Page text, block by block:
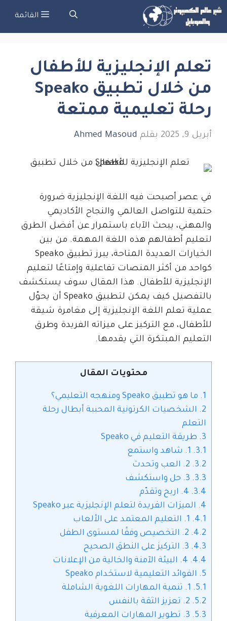
انتقل
المحتوى
القائمة
تعلم الإنجليزية للأطفال
من خلال تطبيق Speako
رحلة تعليمية ممتعة
أبريل 9, 2025 بقلم Ahmed Masoud
في عصر أصبحت فيه اللغة الإنجليزية ضرورة
حتمية للتواصل العالمي والنجاح الأكاديمي
والمهني، يبحث الآباء باستمرار عن أفضل الطرق
لتعليم أطفالهم هذه اللغة المهمة. من بين
الخيارات العديدة المتاحة، يبرز تطبيق Speako
كواحد من أكثر المنصات تفاعلية وإمتاعًا لتعليم
الإنجليزية للأطفال. هذا المقال سوف يستكشف
بالتفصيل كيف يمكن لتطبيق Speako أن يحوّل
عملية تعلم اللغة الإنجليزية إلى مغامرة شيقة
للأطفال، مع التركيز على ميزاته الفريدة وطرق
التعليم المبتكرة التي يقدمها.
محتويات المقال
1.
ما هو تطبيق Speako ومنهجه التعليمي؟
2.
الشخصيات الكرتونية المحببة أبطال رحلة
التعلم
3.
طريقة التعليم في Speako
3.1.
3.2.
3.3.
3.4.
4.
الميزات الفريدة لتعلم الإنجليزية عبر Speako
4.1.
4.2.
4.3.
4.4.
5.
الفوائد التعليمية لاستخدام Speako
5.1.
5.2.
5.3.